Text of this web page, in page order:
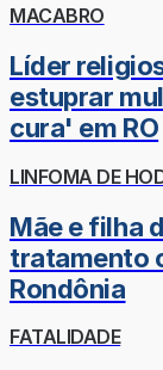
MACABRO
Líder
estuprar
cura' em RO
LINFOMA DE
Mãe e filha
tratamento
Rondônia
FATALIDADE